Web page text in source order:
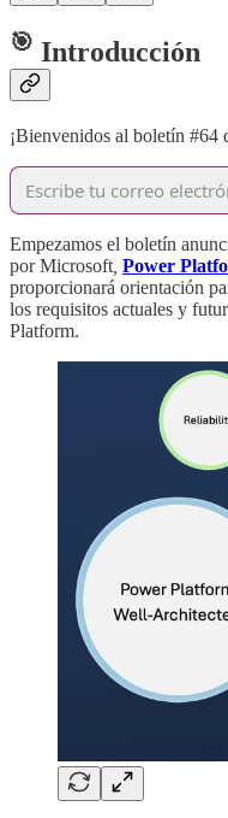
🎯 Introducción
¡Bienvenidos al boletín #64
Empezamos el boletín
por Microsoft Power
proporcionará orientación
los requisitos actuales y
Platform.